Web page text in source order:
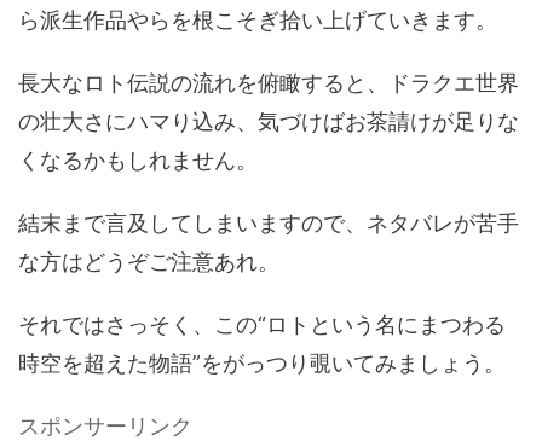
ら派生作品やらを根こそぎ拾い上げていきます。
長大なロト伝説の流れを俯瞰すると、ドラクエ世界
の壮大さにハマり込み、気づけばお茶請けが足りな
くなるかもしれません。
結末まで言及してしまいますので、ネタバレが苦手
な方はどうぞご注意あれ。
それではさっそく、この“ロトという名にまつわる
時空を超えた物語”をがっつり覗いてみましょう。
スポンサーリンク